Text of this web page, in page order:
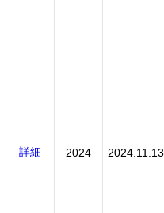
詳細 2024 2024.11.13